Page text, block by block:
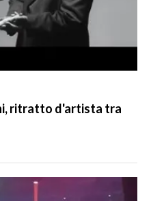
ritratto d'artista tra